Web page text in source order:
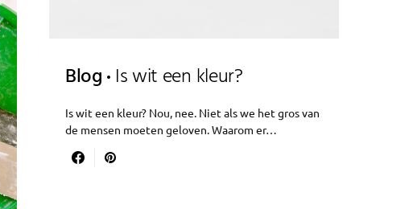
Blog Is wit een kleur?
Is wit een kleur? Nou, nee. Niet als we het gros van
de mensen moeten geloven. Waarom er…